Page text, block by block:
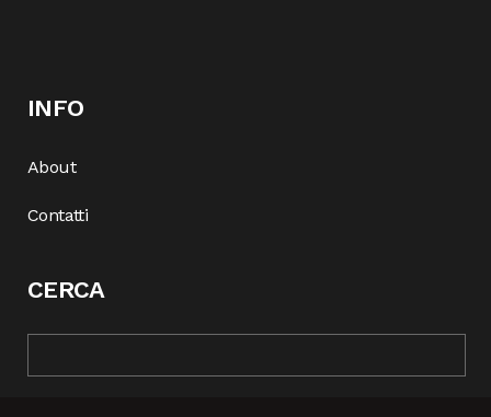
INFO
About
Contatti
CERCA